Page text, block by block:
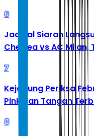
6
Jadwal Siaran
Chelsea vs AC Milan,
7
Kejagung Periksa
Pink dan Tangan
8